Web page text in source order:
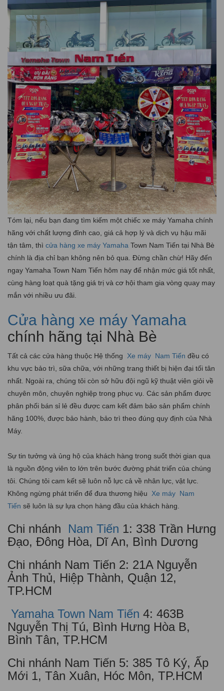
Tóm lại, nếu bạn đang tìm kiếm một chiếc xe máy Yamaha chính
hãng với chất lượng đỉnh cao, giá cả hợp lý và dịch vụ hậu mãi
tận tâm, thì cửa hàng xe máy Yamaha Town Nam Tiến tại Nhà Bè
chính là địa chỉ bạn không nên bỏ qua. Đừng chần chừ! Hãy đến
ngay Yamaha Town Nam Tiến hôm nay để nhận mức giá tốt nhất,
cùng hàng loạt quà tặng giá trị và cơ hội tham gia vòng quay may
mắn với nhiều ưu đãi.
Cửa hàng xe máy Yamaha
chính hãng tại Nhà Bè
Tất cả các cửa hàng thuộc Hệ thống Xe máy Nam Tiến đều có
khu vực bảo trì, sữa chữa, với những trang thiết bị hiện đại tối tân
nhất. Ngoài ra, chúng tôi còn sở hữu đội ngũ kỹ thuật viên giỏi về
chuyên môn, chuyên nghiệp trong phục vụ. Các sản phẩm được
phân phối bán sỉ lẻ đều được cam kết đảm bảo sản phẩm chính
hãng 100%, được bảo hành, bảo trì theo đúng quy định của Nhà
Máy.
Sự tin tưởng và ủng hộ của khách hàng trong suốt thời gian qua
là nguồn động viên to lớn trên bước đường phát triển của chúng
tôi. Chúng tôi cam kết sẽ luôn nỗ lực cả về nhân lực, vật lực.
Không ngừng phát triển để đưa thương hiệu
Xe máy Nam
Tiến sẽ luôn là sự lựa chọn hàng đầu của khách hàng.
Chi nhánh Nam Tiến 1: 338 Trần Hưng
Đạo, Đông Hòa, Dĩ An, Bình Dương
Chi nhánh Nam Tiến 2: 21A Nguyễn
Ảnh Thủ, Hiệp Thành, Quận 12,
TP.HCM
Yamaha Town Nam Tiến 4: 463B
Nguyễn Thị Tú, Bình Hưng Hòa B,
Bình Tân, TP.HCM
Chi nhánh Nam Tiến 5: 385 Tô Ký, Ấp
Mới 1, Tân Xuân, Hóc Môn, TP.HCM